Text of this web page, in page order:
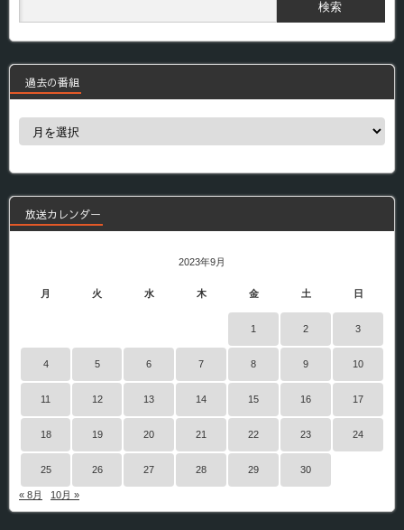
過去の番組
過
組
放送カレンダー
2023年9月
月 火 水 木 金 土 日
1 2 3
4 5 6 7 8 9 10
11 12 13 14 15 16 17
18 19 20 21 22 23 24
25 26 27 28 29 30
« 8月 10月 »